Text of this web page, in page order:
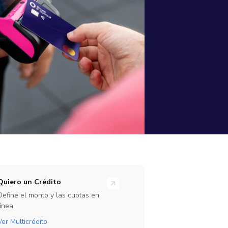
en línea para tu empresa
Beta
de nuestro programa de Beta Testers
un Crédito
el monto y las cuotas en
Multicrédito